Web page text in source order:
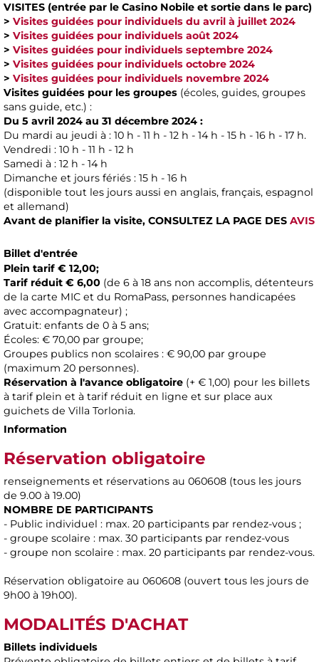
VISITES (entrée par le Casino Nobile et sortie dans le parc)
> Visites guidées pour individuels du avril à juillet 2024
> Visites guidées pour individuels août 2024
> Visites guidées pour individuels septembre 2024
> Visites guidées pour individuels octobre 2024
> Visites guidées pour individuels novembre 2024
Visites guidées pour les groupes (écoles, guides, groupes
sans guide, etc.) :
Du 5 avril 2024 au 31 décembre 2024 :
Du mardi au jeudi à : 10 h - 11 h - 12 h - 14 h - 15 h - 16 h - 17 h.
Vendredi : 10 h - 11 h - 12 h
Samedi à : 12 h - 14 h
Dimanche et jours fériés : 15 h - 16 h
(disponible tout les jours aussi en anglais, français, espagnol
et allemand)
Avant de planifier la visite, CONSULTEZ LA PAGE DES AVIS
Billet d'entrée
Plein tarif € 12,00;
Tarif réduit € 6,00 (de 6 à 18 ans non accomplis, détenteurs
de la carte MIC et du RomaPass, personnes handicapées
avec accompagnateur) ;
Gratuit: enfants de 0 à 5 ans;
Écoles: € 70,00 par groupe;
Groupes publics non scolaires : € 90,00 par groupe
(maximum 20 personnes).
Réservation à l'avance obligatoire (+ € 1,00) pour les billets
à tarif plein et à tarif réduit en ligne et sur place aux
guichets de Villa Torlonia.
Information
Réservation obligatoire
renseignements et réservations au 060608 (tous les jours
de 9.00 à 19.00)
NOMBRE DE PARTICIPANTS
- Public individuel : max. 20 participants par rendez-vous ;
- groupe scolaire : max. 30 participants par rendez-vous
- groupe non scolaire : max. 20 participants par rendez-vous.
Réservation obligatoire au 060608 (ouvert tous les jours de
9h00 à 19h00).
MODALITÉS D'ACHAT
Billets individuels